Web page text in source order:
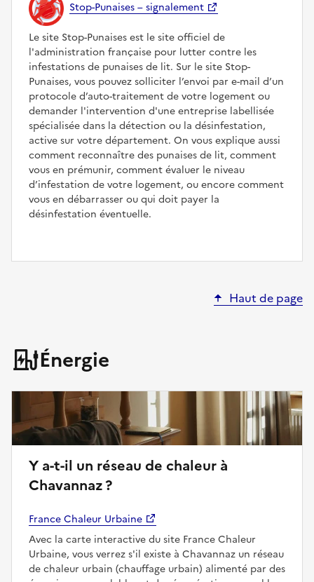
Stop-Punaises – signalement
Le site Stop-Punaises est le site officiel de
l'administration française pour lutter contre les
infestations de punaises de lit. Sur le site Stop-
Punaises, vous pouvez solliciter l’envoi par e-mail d’un
protocole d’auto-traitement de votre logement ou
demander l'intervention d'une entreprise labellisée
spécialisée dans la détection ou la désinfestation,
active sur votre département. On vous explique aussi
comment reconnaître des punaises de lit, comment
vous en prémunir, comment évaluer le niveau
d’infestation de votre logement, ou encore comment
vous en débarrasser ou qui doit payer la
désinfestation éventuelle.
Haut de page
Énergie
Y a-t-il un réseau de chaleur à
Chavannaz ?
France Chaleur Urbaine
Avec la carte interactive du site France Chaleur
Urbaine, vous verrez s'il existe à Chavannaz un réseau
de chaleur urbain (chauffage urbain) alimenté par des